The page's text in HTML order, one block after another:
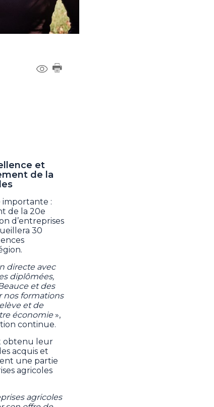
et
de la
importante :
de la 20e
d’entreprises
30
directe avec
diplômées,
et des
nos formations
et de
économie»,
continue.
obtenu leur
acquis et
une partie
agricoles
agricoles